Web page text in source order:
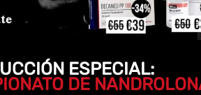
ESPECIAL:
DE